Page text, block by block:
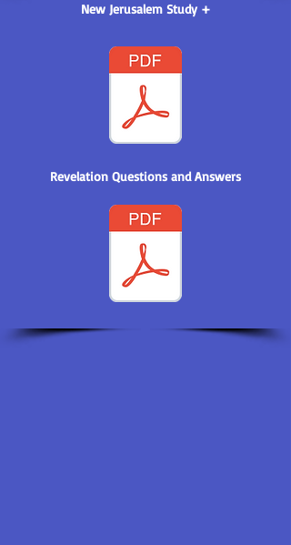
New Jerusalem Study +
Revelation Questions and Answers